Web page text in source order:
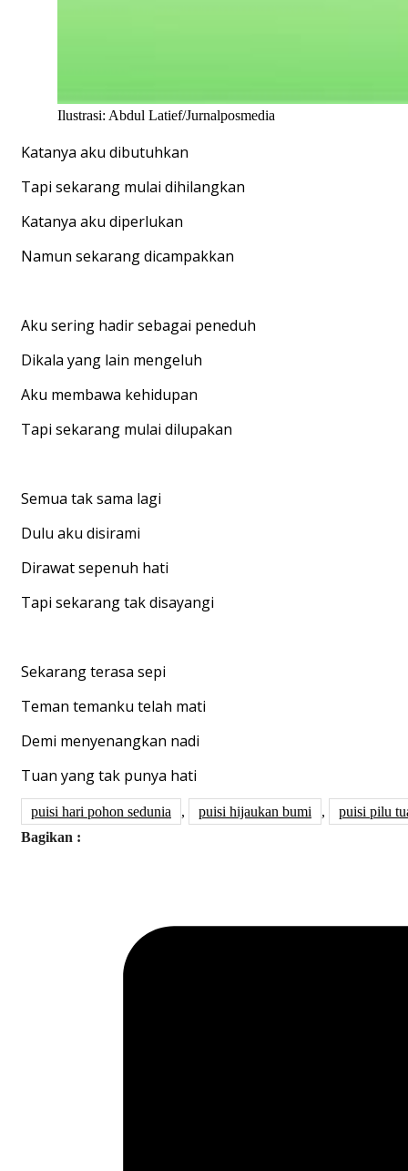
Ilustrasi: Abdul Latief/Jurnalposmedia
Katanya aku dibutuhkan
Tapi sekarang mulai dihilangkan
Katanya aku diperlukan
Namun sekarang dicampakkan
Aku sering hadir sebagai peneduh
Dikala yang lain mengeluh
Aku membawa kehidupan
Tapi sekarang mulai dilupakan
Semua tak sama lagi
Dulu aku disirami
Dirawat sepenuh hati
Tapi sekarang tak disayangi
Sekarang terasa sepi
Teman temanku telah mati
Demi menyenangkan nadi
Tuan yang tak punya hati
puisi hari pohon sedunia , puisi hijaukan bumi ,
puisi pilu
Bagikan :